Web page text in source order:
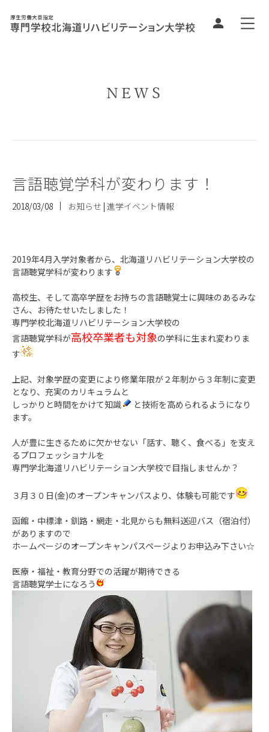
NEWS
言語聴覚学科が変わります！
2018/03/08 お知らせ | 進学イベント情報
2019年4月入学対象者から、北海道リハビリテーション大学校の
言語聴覚学科が変わります
高校生、そして高卒学歴をお持ちの言語聴覚士に興味のあるみな
さん、お待たせいたしました！
専門学校北海道リハビリテーション大学校の
言語聴覚学科が高校卒業者も対象の学科に生まれ変わりま
す
上記、対象学歴の変更により修業年限が２年制から３年制に変更
となり、充実のカリキュラムと
しっかりと時間をかけて知識
と技術を高められるようになり
ます。
人が豊に生きるために欠かせない「話す、聴く、食べる」を支え
るプロフェッショナルを
専門学北海道リハビリテーション大学校で目指しませんか？
３月３０日(金)のオープンキャンパスより、体験も可能です
函館・中標津・釧路・網走・北見からも無料送迎バス（宿泊付）
がありますので
ホームページのオープンキャンパスページよりお申込み下さい☆
医療・福祉・教育分野での活躍が期待できる
言語聴覚学士になろう